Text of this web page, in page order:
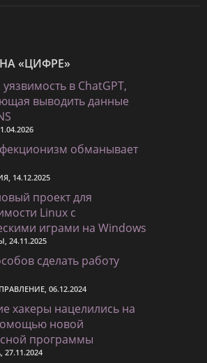
«ЦИФРЕ»
в ChatGPT,
выводить данные
обманывает
14.12.2025
проект для
Linux с
играми на Windows
24.11.2025
сделать работу
06.12.2024
хакеры нацелились на
новой
программы